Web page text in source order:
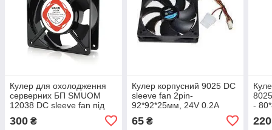
Кулер для охолодження
серверних БП SMUOM
12038 DC sleeve fan під
220V, 2600об/хв
300 ₴
Кулер корпусний 9025 DC
sleeve fan 2pin-
92*92*25мм, 24V 0.2A
65₴
-
220